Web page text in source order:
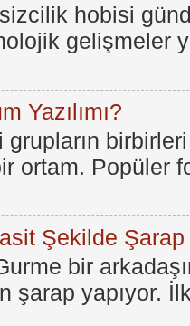
hobisi
gelişmeler
Yazılımı?
grupların
ortam. Popüler
Şekilde Şarap
bir
şarap yapıyor.